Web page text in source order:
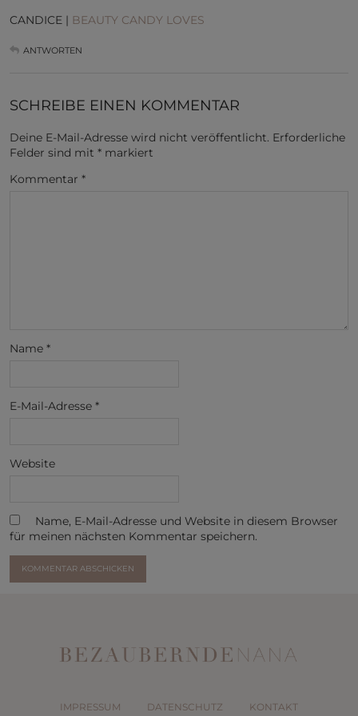
CANDICE | BEAUTY CANDY LOVES
ANTWORTEN
SCHREIBE EINEN KOMMENTAR
Deine E-Mail-Adresse wird nicht veröffentlicht. Erforderliche
Felder sind mit * markiert
Kommentar *
Name *
E-Mail-Adresse *
Website
Name, E-Mail-Adresse und Website in diesem Browser
für meinen nächsten Kommentar speichern.
IMPRESSUM DATENSCHUTZ KONTAKT